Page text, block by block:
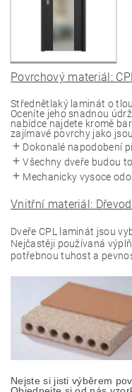
Povrchový materiál:
Střednětlaký laminát o
Oceníte jeho snadnou
nabídce najdete kromě
zajímavé povrchy jako
Dokonalé napodobení
Všechny dveře budou
Mechanicky vysoce
Vnitřní materiál:
Dveře CPL laminát jsou
Nejčastěji používaná
potřebnou tuhost a
Nejste si jisti výběrem